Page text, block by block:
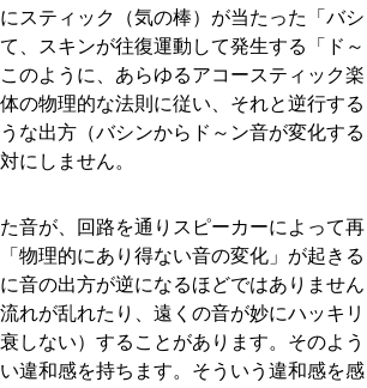
スティック（気の棒）が当たった「バシ
、スキンが往復運動して発生する「ド～
のように、あらゆるアコースティック楽
の物理的な法則に従い、それと逆行する
な出方（バシンからド～ン音が変化する
にしません。
音が、回路を通りスピーカーによって再
物理的にあり得ない音の変化」が起きる
音の出方が逆になるほどではありません
れが乱れたり、遠くの音が妙にハッキリ
しない）することがあります。そのよう
違和感を持ちます。そういう違和感を感